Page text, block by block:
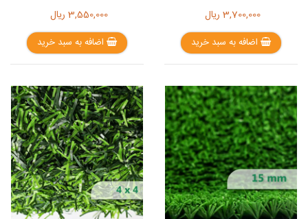
3,700,000 ریال
اضافه به سبد خرید
3,550,000 ریال
اضافه به سبد خرید